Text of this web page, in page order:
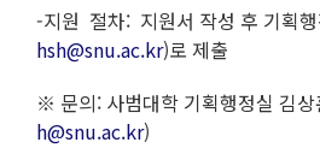
-지원 절차: 지원서 작성 후 기획
hsh@snu.ac.kr)로 제출
※ 문의: 사범대학 기획행정실 김
h@snu.ac.kr)